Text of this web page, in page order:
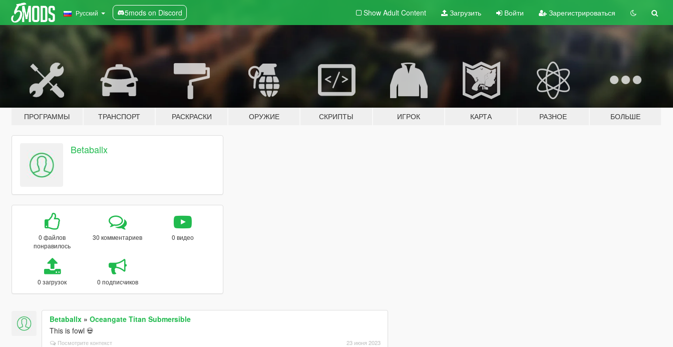
Русский 5mods on Discord Show Adult Content Загрузить Войти Зарегистрироваться
ПРОГРАММЫ ТРАНСПОРТ РАСКРАСКИ ОРУЖИЕ СКРИПТЫ ИГРОК КАРТА РАЗНОЕ БОЛЬШЕ
Betaballx
0 файлов
понравилось
30 комментариев 0 видео
0 загрузок 0 подписчиков
Betaballx» Oceangate Titan Submersible
This is fowl 💀
Посмотрите контекст 23 июня 2023